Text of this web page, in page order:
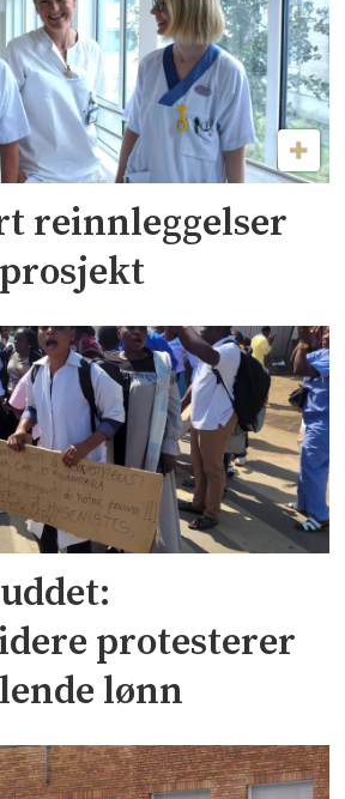
reinnleggelser
protesterer
lønn